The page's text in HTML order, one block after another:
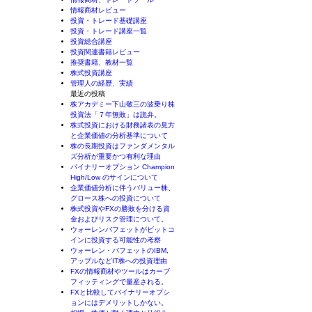
情報商材レビュー
投資・トレード基礎講座
投資・トレード講座一覧
投資総合講座
投資関連書籍レビュー
推奨書籍、教材一覧
株式投資講座
管理人の経歴、実績
最近の投稿
株アカデミー下山敬三の波乗り株
投資法「７年無敗」は詭弁。
株式投資における財務諸表の見方
と企業価値の分析基準について
株の長期投資はファンダメンタル
ズ分析が重要かつ有利な理由
バイナリーオプション Champion
High/Low のサインについて
企業価値分析に伴うバリュー株、
グロース株への投資について
株式投資やFXの勝敗を分ける資
金およびリスク管理について。
ウォーレンバフェットがビットコ
インに投資する可能性の考察
ウォーレン・バフェットのIBM,
アップルなどIT株への投資理由
FXの情報商材やツールはカーブ
フィッティングで量産される。
FXと比較してバイナリーオプシ
ョンにはデメリットしかない。